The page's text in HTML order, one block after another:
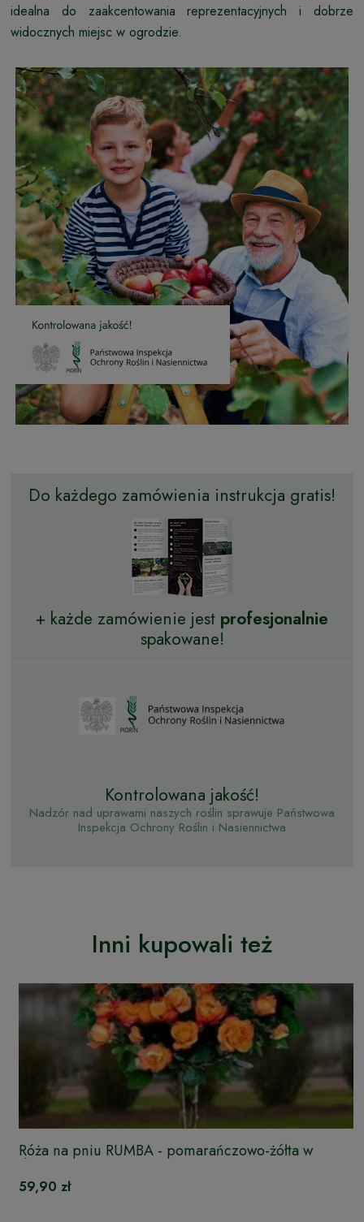
idealna do zaakcentowania reprezentacyjnych i dobrze
widocznych miejsc w ogrodzie.
Do każdego zamówienia instrukcja gratis!
+ każde zamówienie jest profesjonalnie
spakowane!
Kontrolowana jakość!
Nadzór nad uprawami naszych roślin sprawuje Państwowa
Inspekcja Ochrony Roślin i Nasiennictwa
Inni kupowali też
Róża na pniu RUMBA - pomarańczowo-żółta w
doniczce
59,90 zł